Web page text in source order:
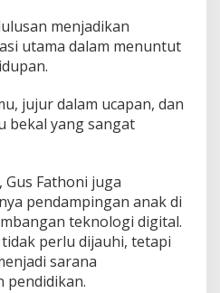
menjadikan
utama dalam menuntut
jujur dalam ucapan, dan
bekal yang sangat
Fathoni juga
pendampingan anak di
teknologi digital.
perlu dijauhi, tetapi
sarana
pendidikan.